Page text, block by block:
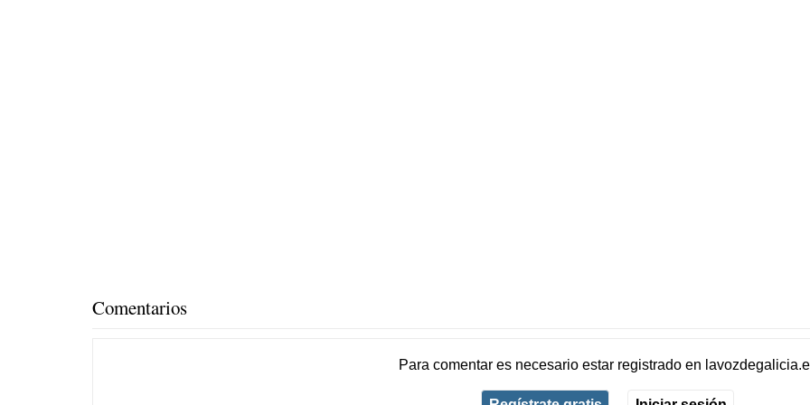
Comentarios
Para comentar es necesario estar registradoen